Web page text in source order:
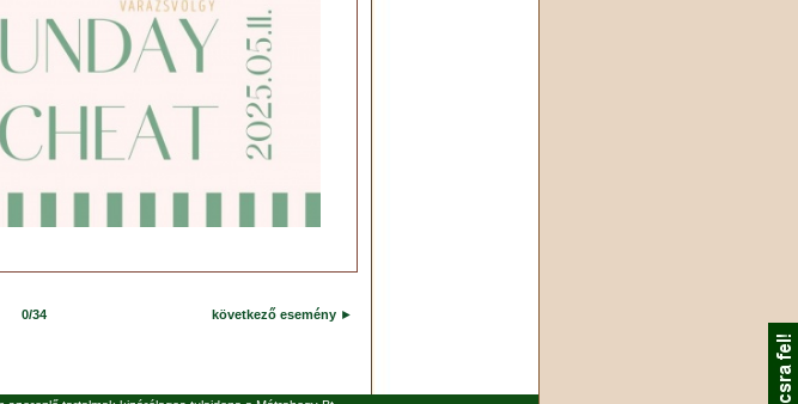
0/34 következő esemény ►